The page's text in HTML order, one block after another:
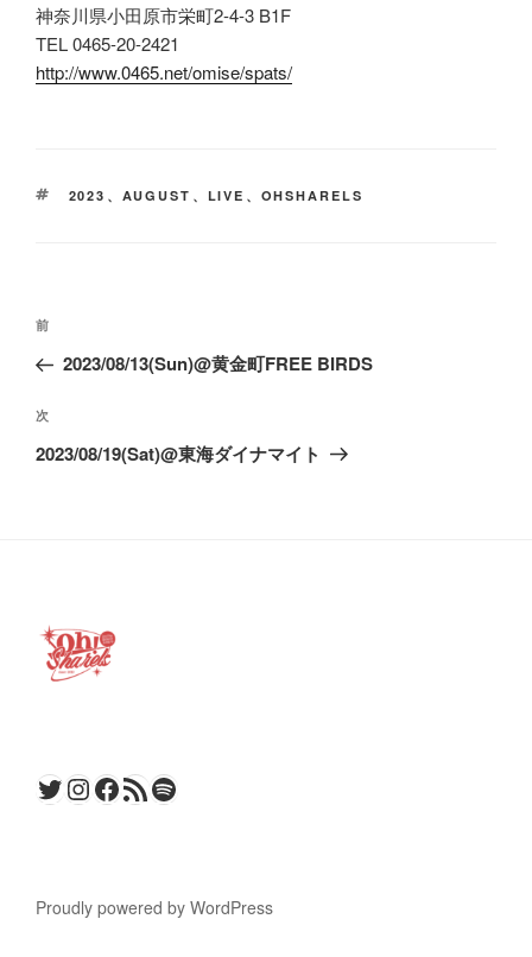
神奈川県小田原市栄町2-4-3 B1F
TEL 0465-20-2421
http://www.0465.net/omise/spats/
タ
2023 、 AUGUST 、 LIVE 、 OHSHARELS
投
ナ
ビ
ゲ
前
の
稿
前
2023/08/13(Sun)@黄金町FREE BIRDS
次
の
次
2023/08/19(Sat)@東海ダイナマイト
Twitter
Instagram
Facebook
RSS フィードSpotify
Proudly powered by WordPress